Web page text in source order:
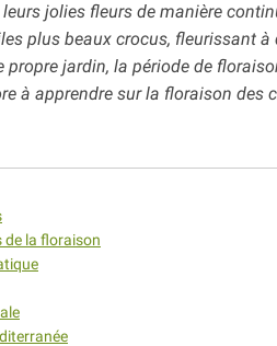
jolies fleurs de manière
plus beaux crocus, fleurissant à
jardin, la période de
à apprendre sur la floraison des
de la floraison